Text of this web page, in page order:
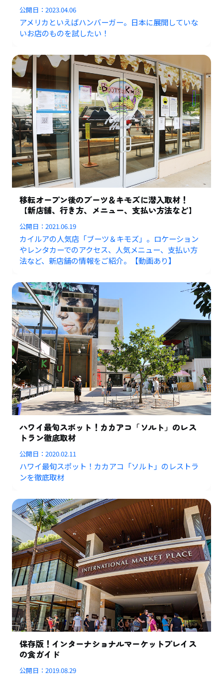
公開日：2023.04.06
アメリカといえばハンバーガー。日本に展開していな
いお店のものを試したい！
移転オープン後のブーツ＆キモズに潜入取材！
【新店舗、行き方、メニュー、支払い方法など】
公開日：2021.06.19
カイルアの人気店「ブーツ＆キモズ」。ロケーション
やレンタカーでのアクセス、人気メニュー、支払い方
法など、新店舗の情報をご紹介。【動画あり】
ハワイ最旬スポット！カカアコ「ソルト」のレス
トラン徹底取材
公開日：2020.02.11
ハワイ最旬スポット！カカアコ「ソルト」のレストラ
ンを徹底取材
保存版！インターナショナルマーケットプレイス
の食ガイド
公開日：2019.08.29